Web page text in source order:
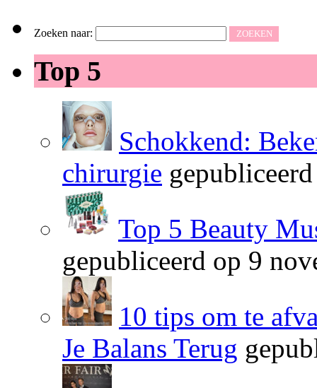
Zoeken naar:
Top 5
Schokkend:
chirurgie
Top 5 Beauty
gepubliceerd op 9
10 tips om te
Je Balans Terug